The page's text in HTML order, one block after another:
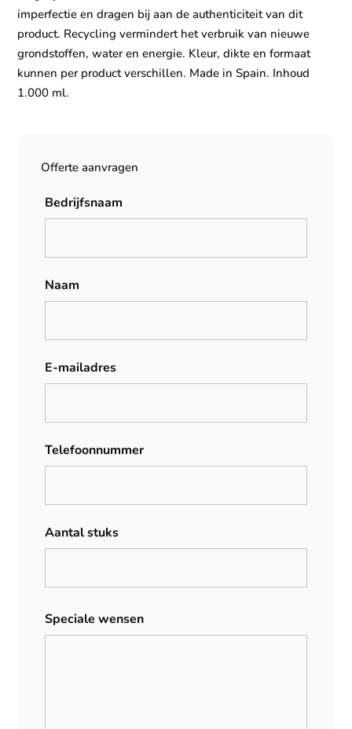
imperfectie en dragen bij aan de authenticiteit van dit
product. Recycling vermindert het verbruik van nieuwe
grondstoffen, water en energie. Kleur, dikte en formaat
kunnen per product verschillen. Made in Spain. Inhoud
1.000 ml.
Offerte aanvragen
Bedrijfsnaam
Naam
E-mailadres
Telefoonnummer
Aantal stuks
Speciale wensen